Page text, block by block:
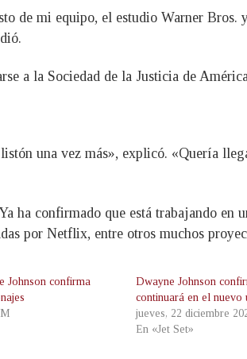
de mi equipo, el estudio Warner Bros.
a la Sociedad de la Justicia de
una vez más», explicó. «Quería
ha confirmado que está trabajando en
por Netflix, entre otros muchos
Johnson confirma
Dwayne Johnson
continuará en el nuevo
jueves, 22 diciembre
En «Jet Set»